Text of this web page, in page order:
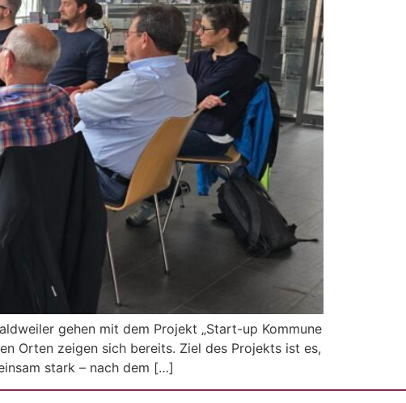
gehen mit dem Projekt „Start-up Kommune
Orten zeigen sich bereits. Ziel des Projekts ist es,
stark – nach dem […]